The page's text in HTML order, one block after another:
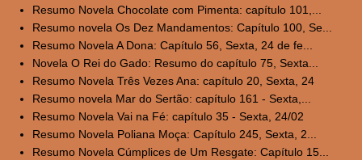
Resumo Novela Chocolate com Pimenta: capítulo 101,...
Resumo novela Os Dez Mandamentos: Capítulo 100, Se...
Resumo Novela A Dona: Capítulo 56, Sexta, 24 de fe...
Novela O Rei do Gado: Resumo do capítulo 75, Sexta...
Resumo Novela Três Vezes Ana: capítulo 20, Sexta, 24
Resumo novela Mar do Sertão: capítulo 161 - Sexta,...
Resumo Novela Vai na Fé: capítulo 35 - Sexta, 24/02
Resumo Novela Poliana Moça: Capítulo 245, Sexta, 2...
Resumo Novela Cúmplices de Um Resgate: Capítulo 15...